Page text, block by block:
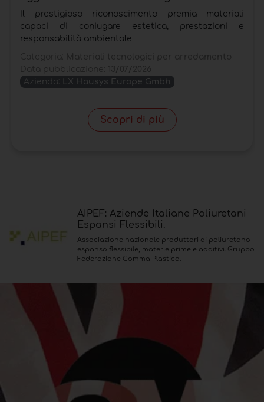
Il prestigioso riconoscimento premia materiali
capaci di coniugare estetica, prestazioni e
responsabilità ambientale
Azienda:
LX Hausys Europe Gmbh
Scopri di più
AIPEF: Aziende Italiane Poliuretani
Espansi Flessibili.
Associazione nazionale produttori di poliuretano
espanso flessibile, materie prime e additivi. Gruppo
Federazione Gomma Plastica.